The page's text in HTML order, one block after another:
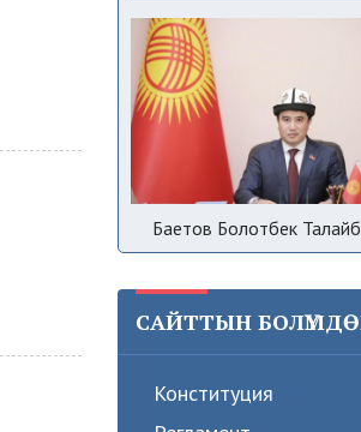
Баетов Болотбек
САЙТТЫН
Конституция